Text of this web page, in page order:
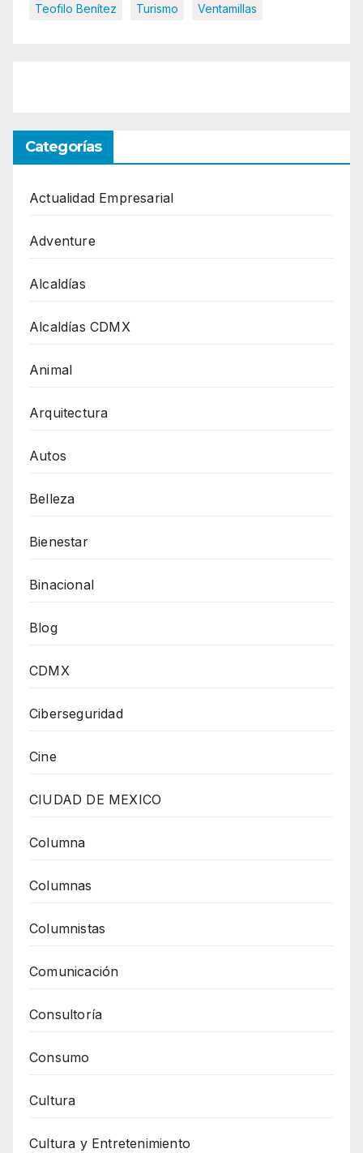
Teofilo Benítez Turismo Ventamillas
Categorías
Actualidad Empresarial
Adventure
Alcaldías
Alcaldías CDMX
Animal
Arquitectura
Autos
Belleza
Bienestar
Binacional
Blog
CDMX
Ciberseguridad
Cine
CIUDAD DE MEXICO
Columna
Columnas
Columnistas
Comunicación
Consultoría
Consumo
Cultura
Cultura y Entretenimiento